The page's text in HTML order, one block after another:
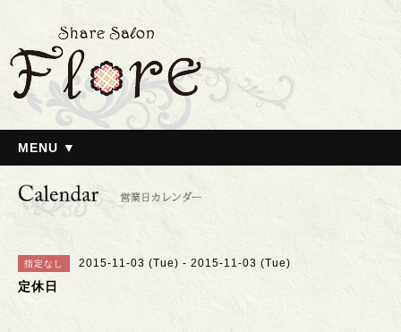
MENU ▼
指定なし 2015-11-03 (Tue) - 2015-11-03 (Tue)
定休日